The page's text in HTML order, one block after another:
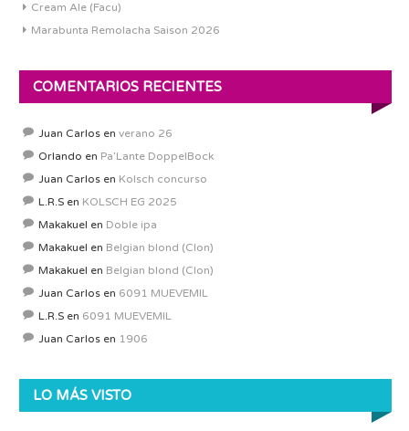
Cream Ale (Facu)
Marabunta Remolacha Saison 2026
COMENTARIOS RECIENTES
Juan Carlos en verano 26
Orlando en Pa’Lante DoppelBock
Juan Carlos en Kolsch concurso
L.R.S en KOLSCH EG 2025
Makakuel en Doble ipa
Makakuel en Belgian blond (Clon)
Makakuel en Belgian blond (Clon)
Juan Carlos en 6091 MUEVEMIL
L.R.S en 6091 MUEVEMIL
Juan Carlos en 1906
LO MÁS VISTO